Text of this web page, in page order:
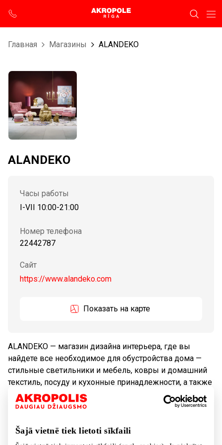
Šajā vietnē tiek lietoti sīkfaili
Главная Магазины ALANDEKO
ALANDEKO
Часы работы
I-VII 10:00-21:00
Номер телефона
22442787
Сайт
https://www.alandeko.com
Показать на карте
ALANDEKO — магазин дизайна интерьера, где вы
найдете все необходимое для обустройства дома —
стильные светильники и мебель, ковры и домашний
текстиль, посуду и кухонные принадлежности, а также
самый широкий и необычный ассортимент декораций.
Tовары Товары для дома, бытовая техника